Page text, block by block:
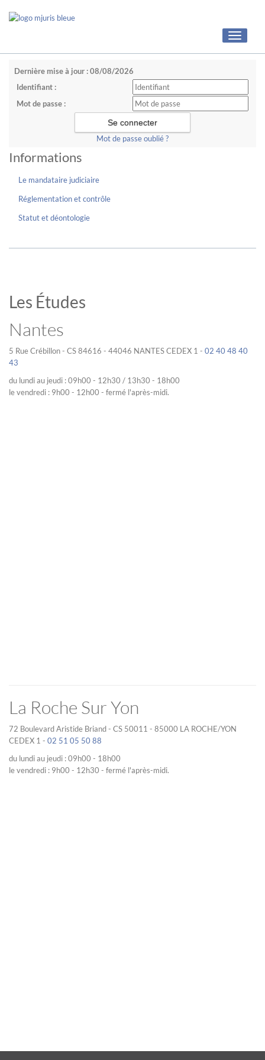
Toggle
Dernière mise à jour : 08/08/2026
Identifiant :
Mot de passe :
Mot de passe oublié ?
Informations
Le mandataire judiciaire
Réglementation et contrôle
Statut et déontologie
Les Études
Nantes
5 Rue Crébillon - CS 84616 - 44046 NANTES CEDEX 1 - 02 40 48 40
43
du lundi au jeudi : 09h00 - 12h30 / 13h30 - 18h00
le vendredi : 9h00 - 12h00 - fermé l'après-midi.
La Roche Sur Yon
72 Boulevard Aristide Briand - CS 50011 - 85000 LA ROCHE/YON
CEDEX 1 - 02 51 05 50 88
du lundi au jeudi : 09h00 - 18h00
le vendredi : 9h00 - 12h30 - fermé l'après-midi.